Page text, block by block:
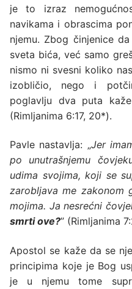
je to izraz
navikama i obrascima
njemu. Zbog činjenice
sveta bića, već samo
nismo ni svesni koliko
izobličio, nego i
poglavlju dva puta
(Rimljanima 6:17, 20*).
Pavle nastavlja: „Jer
po unutrašnjemu
udima svojima, koji se
zarobljava me zakonom
mojima. Ja nesrećni
smrti ove?” (Rimljanima
Apostol se kaže da se
principima koje je Bog
je u njemu tome